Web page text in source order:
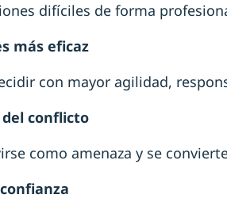
difíciles de forma
más eficaz
con mayor agilidad,
conflicto
como amenaza y se